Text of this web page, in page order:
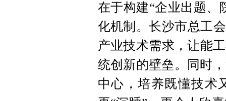
在于构建“企业出题、
化机制。长沙市总工
产业技术需求，让能
统创新的壁垒。同时
中心，培养既懂技术